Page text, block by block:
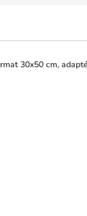
30x50 cm,